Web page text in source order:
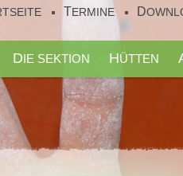
TERMINE
DIE SEKTION HÜTTEN